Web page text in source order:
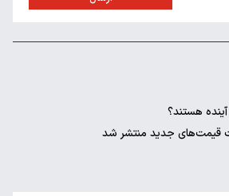
هستند؟
قیمت‌های جدید منتشر شد